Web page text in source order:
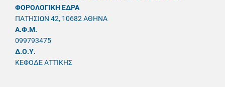
ΦΟΡΟΛΟΓΙΚΗ ΕΔΡΑ
ΠΑΤΗΣΙΩΝ 42, 10682 ΑΘΗΝΑ
A.Φ.Μ.
099793475
Δ.Ο.Υ.
ΚΕΦΟΔΕ ΑΤΤΙΚΗΣ